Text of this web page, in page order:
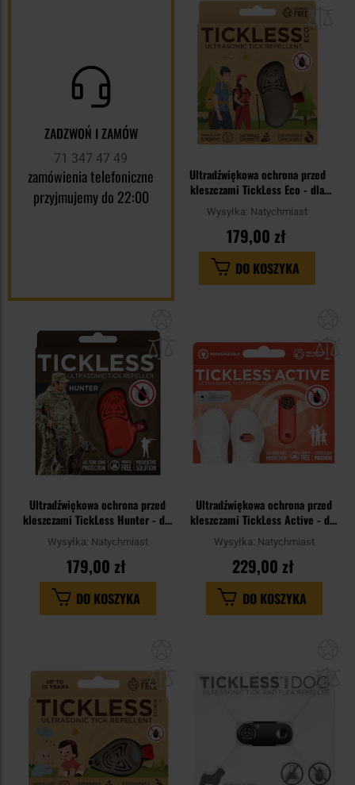
ZADZWOŃ I ZAMÓW
71 347 47 49
zamówienia telefoniczne
przyjmujemy do 22:00
Ultradźwiękowa ochrona przed
kleszczami TickLess Eco - dla
ludzi
Wysyłka: Natychmiast
179,00 zł
DO KOSZYKA
schowka
Ultradźwiękowa ochrona przed
kleszczami TickLess Hunter - dla
myśliwych - Orange
Wysyłka: Natychmiast
179,00 zł
DO KOSZYKA
Ultradźwiękowa ochrona przed
kleszczami TickLess Active - dla
ludzi - Coral
Wysyłka: Natychmiast
229,00 zł
DO KOSZYKA
schowka